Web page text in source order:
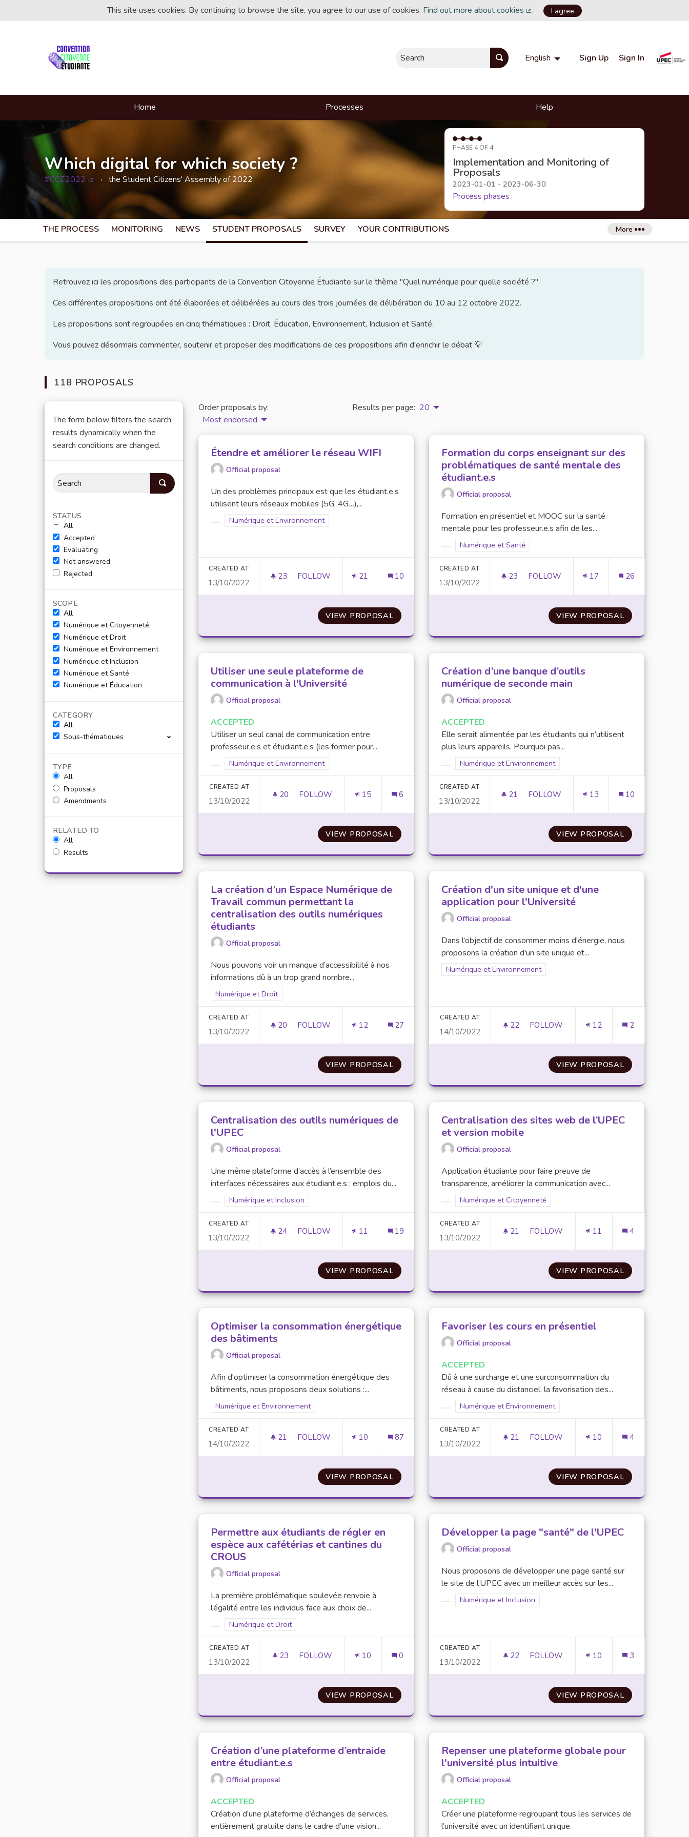
This site uses cookies. By continuing to browse the site, you agree to our use of cookies. Find out more about cookies
(External link)
. I agree
Search English Choisir la langue Choose language
Sign Up Sign In
Home Processes Help
Which digital for which society ?
#CCE2022 the Student Citizens' Assembly of 2022
PHASE 4 OF 4
Implementation and Monitoring of
Proposals
2023-01-01 - 2023-06-30
Process phases
THE PROCESS MONITORING NEWS STUDENT PROPOSALS SURVEY YOUR CONTRIBUTIONS More
Retrouvez ici les propositions des participants de la Convention Citoyenne Étudiante sur le thème "Quel numérique pour quelle société ?"
Ces différentes propositions ont été élaborées et délibérées au cours des trois journées de délibération du 10 au 12 octobre 2022.
Les propositions sont regroupées en cinq thématiques : Droit, Éducation, Environnement, Inclusion et Santé.
Vous pouvez désormais commenter, soutenir et proposer des modifications de ces propositions afin d'enrichir le débat 💡
118 PROPOSALS
The form below filters the search
results dynamically when the
search conditions are changed.
STATUS
All
Accepted
Evaluating
Not answered
Rejected
SCOPE
All
Numérique et Citoyenneté
Numérique et Droit
Numérique et Environnement
Numérique et Inclusion
Numérique et Santé
Numérique et Éducation
CATEGORY
All
Sous-thématiques
TYPE
All
Proposals
Amendments
RELATED TO
All
Results
Order proposals by:
Most endorsed
Results per page: 20
Étendre et améliorer le réseau WIFI
Official proposal
Un des problèmes principaux est que les étudiant.e.s
utilisent leurs réseaux mobiles (5G, 4G…),...
Filter results for scope: Numérique et Environnement
Numérique et Environnement
CREATED AT
13/10/2022
23 23 FOLLOWERS
FOLLOW
ÉTENDRE ET AMÉLIORER LE RÉSEAU WIFI
21 10
VIEW PROPOSALÉTENDRE ET AMÉLIORER LE RÉSEAU WIFI
Formation du corps enseignant sur des
problématiques de santé mentale des
étudiant.e.s
Official proposal
Formation en présentiel et MOOC sur la santé
mentale pour les professeur.e.s afin de les...
Filter results for scope: Numérique et Santé
Numérique et Santé
CREATED AT
13/10/2022
23 23 FOLLOWERS
FOLLOW 17 26
VIEW PROPOSALFORMATION DU
Utiliser une seule plateforme de
communication à l'Université
Official proposal
ACCEPTED
Utiliser un seul canal de communication entre
professeur.e.s et étudiant.e.s (les former pour...
Filter results for scope: Numérique et Environnement
Numérique et Environnement
CREATED AT
13/10/2022
20 20 FOLLOWERS
FOLLOW
UTILISER UNE SEULE PLATEFORME DE COMMUNICATION À L'UNIVERSITÉ
15 6
VIEW PROPOSALUTILISER UNE SEULE PLATEFORME DE COMMUNICATION À L'UNIVERSITÉ
Création d’une banque d’outils
numérique de seconde main
Official proposal
ACCEPTED
Elle serait alimentée par les étudiants qui n’utilisent
plus leurs appareils. Pourquoi pas...
Filter results for scope: Numérique et Environnement
Numérique et Environnement
CREATED AT
13/10/2022
21 21 FOLLOWERS
FOLLOW 13 10
VIEW PROPOSALCRÉATION
La création d’un Espace Numérique de
Travail commun permettant la
centralisation des outils numériques
étudiants
Official proposal
Nous pouvons voir un manque d’accessibilité à nos
informations dû à un trop grand nombre...
Filter results for scope: Numérique et Droit
Numérique et Droit
CREATED AT
13/10/2022
20 20 FOLLOWERS
FOLLOW
LA CRÉATION D’UN ESPACE NUMÉRIQUE DE TRAVAIL COMMUN PERMETTANT LA CENTRALISATION DES
12 27
VIEW PROPOSALLA CRÉATION D’UN ESPACE NUMÉRIQUE DE TRAVAIL COMMUN
Création d'un site unique et d'une
application pour l'Université
Official proposal
Dans l'objectif de consommer moins d'énergie, nous
proposons la création d'un site unique et...
Filter results for scope: Numérique et Environnement
Numérique et Environnement
CREATED AT
14/10/2022
22 22 FOLLOWERS
FOLLOW 12 2
VIEW PROPOSALCRÉATION
Centralisation des outils numériques de
l'UPEC
Official proposal
Une même plateforme d’accès à l’ensemble des
interfaces nécessaires aux étudiant.e.s : emplois du...
Filter results for scope: Numérique et Inclusion
Numérique et Inclusion
CREATED AT
13/10/2022
24 24 FOLLOWERS
FOLLOW
CENTRALISATION DES OUTILS NUMÉRIQUES DE L'UPEC
11 19
VIEW PROPOSALCENTRALISATION DES OUTILS NUMÉRIQUES DE L'UPEC
Centralisation des sites web de l’UPEC
et version mobile
Official proposal
Application étudiante pour faire preuve de
transparence, améliorer la communication avec...
Filter results for scope: Numérique et Citoyenneté
Numérique et Citoyenneté
CREATED AT
13/10/2022
21 21 FOLLOWERS
FOLLOW 11 4
VIEW PROPOSAL
Optimiser la consommation énergétique
des bâtiments
Official proposal
Afin d'optimiser la consommation énergétique des
bâtiments, nous proposons deux solutions :...
Filter results for scope: Numérique et Environnement
Numérique et Environnement
CREATED AT
14/10/2022
21 21 FOLLOWERS
FOLLOW
OPTIMISER LA CONSOMMATION ÉNERGÉTIQUE DES BÂTIMENTS
10 87
VIEW PROPOSALOPTIMISER LA CONSOMMATION ÉNERGÉTIQUE DES BÂTIMENTS
Favoriser les cours en présentiel
Official proposal
ACCEPTED
Dû à une surcharge et une surconsommation du
réseau à cause du distanciel, la favorisation des...
Filter results for scope: Numérique et Environnement
Numérique et Environnement
CREATED AT
13/10/2022
21 21 FOLLOWERS
FOLLOW 10 4
VIEW PROPOSALFAVORISER LES
Permettre aux étudiants de régler en
espèce aux cafétérias et cantines du
CROUS
Official proposal
La première problématique soulevée renvoie à
l’égalité entre les individus face aux choix de...
Filter results for scope: Numérique et Droit
Numérique et Droit
CREATED AT
13/10/2022
23 23 FOLLOWERS
FOLLOW
PERMETTRE AUX ÉTUDIANTS DE RÉGLER EN ESPÈCE AUX CAFÉTÉRIAS ET CANTINES DU CROUS
10 0
VIEW PROPOSALPERMETTRE AUX ÉTUDIANTS DE RÉGLER EN ESPÈCE AUX CAFÉTÉRIAS
Développer la page "santé" de l'UPEC
Official proposal
Nous proposons de développer une page santé sur
le site de l’UPEC avec un meilleur accès sur les...
Filter results for scope: Numérique et Inclusion
Numérique et Inclusion
CREATED AT
13/10/2022
22 22 FOLLOWERS
FOLLOW 10 3
VIEW PROPOSALDÉVELOPPER
Création d’une plateforme d’entraide
entre étudiant.e.s
Official proposal
ACCEPTED
Création d’une plateforme d’échanges de services,
entièrement gratuite dans le cadre d’une vision...
Repenser une plateforme globale pour
l'université plus intuitive
Official proposal
ACCEPTED
Créer une plateforme regroupant tous les services de
l’université avec un identifiant unique.